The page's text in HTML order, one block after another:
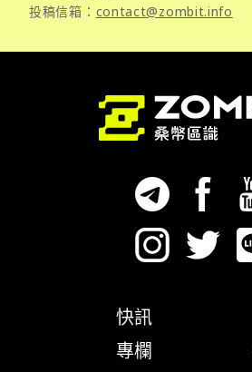
投稿信箱： contact@zombit.info
快訊
專欄